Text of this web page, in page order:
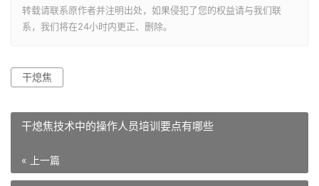
转载请联系原作者并注明出处，如果侵犯了您的权益请与我们联
系，我们将在24小时内更正、删除。
干熄焦
干熄焦技术中的操作人员培训要点有哪些
« 上一篇